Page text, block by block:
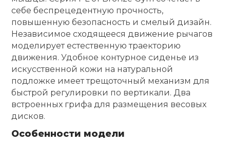
Ролики для
Упоры для
Утяжелители
Эспандеры и
себе беспрецедентную прочность,
повышенную безопасность и смелый дизайн.
Независимое сходящееся движение рычагов
моделирует естественную траекторию
движения. Удобное контурное сиденье из
искусственной кожи на натуральной
подложке имеет трещоточный механизм для
быстрой регулировки по вертикали. Два
встроенных грифа для размещения весовых
дисков.
Особенности модели